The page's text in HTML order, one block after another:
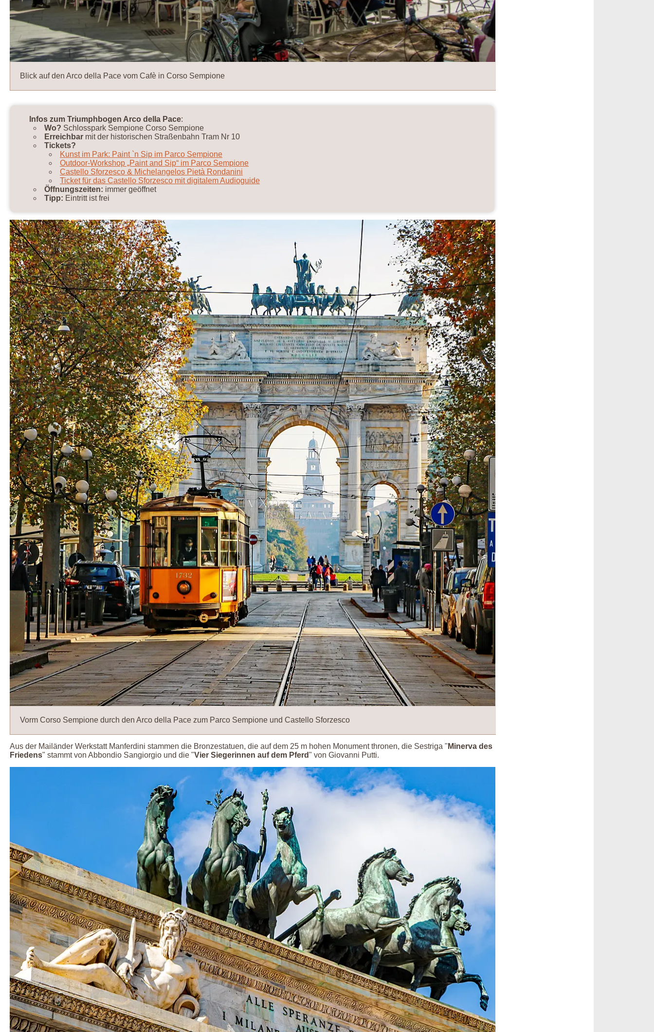
Blick auf den Arco della Pace vom Cafè in Corso Sempione
Infos zum Triumphbogen Arco della Pace:
Wo? Schlosspark Sempione Corso Sempione
Erreichbar mit der historischen Straßenbahn Tram Nr 10
Tickets?
Kunst im Park: Paint `n Sip im Parco Sempione
Outdoor-Workshop „Paint and Sip“ im Parco Sempione
Castello Sforzesco & Michelangelos Pietà Rondanini
Ticket für das Castello Sforzesco mit digitalem Audioguide
Öffnungszeiten: immer geöffnet
Tipp: Eintritt ist frei
Vorm Corso Sempione durch den Arco della Pace zum Parco Sempione und Castello Sforzesco
Aus der Mailänder Werkstatt Manferdini stammen die Bronzestatuen, die auf dem 25 m hohen Monument thronen, die Sestriga " Minerva des
Friedens" stammt von Abbondio Sangiorgio und die "Vier Siegerinnen auf dem Pferd" von Giovanni Putti.